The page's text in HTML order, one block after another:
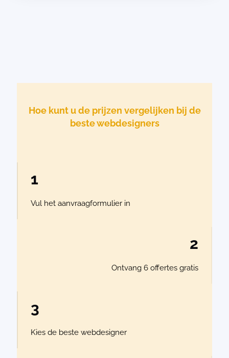
Hoe kunt u de prijzen vergelijken bij de
beste webdesigners
1
Vul het aanvraagformulier in
2
Ontvang 6 offertes gratis
3
Kies de beste webdesigner